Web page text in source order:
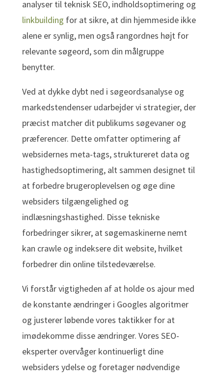
analyser til teknisk SEO, indholdsoptimering og
linkbuilding for at sikre, at din hjemmeside ikke
alene er synlig, men også rangordnes højt for
relevante søgeord, som din målgruppe
benytter.
Ved at dykke dybt ned i søgeordsanalyse og
markedstendenser udarbejder vi strategier, der
præcist matcher dit publikums søgevaner og
præferencer. Dette omfatter optimering af
websidernes meta-tags, struktureret data og
hastighedsoptimering, alt sammen designet til
at forbedre brugeroplevelsen og øge dine
websiders tilgængelighed og
indlæsningshastighed. Disse tekniske
forbedringer sikrer, at søgemaskinerne nemt
kan crawle og indeksere dit website, hvilket
forbedrer din online tilstedeværelse.
Vi forstår vigtigheden af at holde os ajour med
de konstante ændringer i Googles algoritmer
og justerer løbende vores taktikker for at
imødekomme disse ændringer. Vores SEO-
eksperter overvåger kontinuerligt dine
websiders ydelse og foretager nødvendige